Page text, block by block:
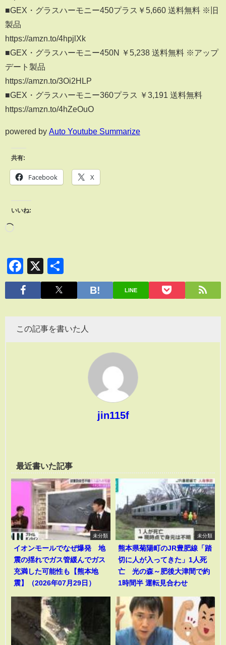
■GEX・グラスハーモニー450プラス￥5,660 送料無料 ※旧
製品
https://amzn.to/4hpjlXk
■GEX・グラスハーモニー450N ￥5,238 送料無料 ※アップ
デート製品
https://amzn.to/3Oi2HLP
■GEX・グラスハーモニー360プラス ￥3,191 送料無料
https://amzn.to/4hZeOuO
powered by Auto Youtube Summarize
共有:
Facebook X
いいね:
Facebook
X
有
LINE
この記事を書いた人
jin115f
最近書いた記事
未分類
イオンモールでなぜ爆発 地
震の揺れでガス管緩んでガス
充満した可能性も【熊本地
震】（2026年07月29日）
未分類
熊本県菊陽町のJR豊肥線「踏
切に人が入ってきた」1人死
亡 光の森～肥後大津間で約
1時間半 運転見合わせ